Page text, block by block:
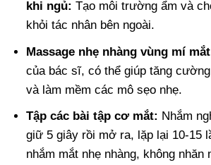
khi ngủ: Tạo môi trường ẩm và
khỏi tác nhân bên ngoài.
Massage nhẹ nhàng vùng mí
của bác sĩ, có thể giúp tăng
và làm mềm các mô sẹo nhẹ.
Tập các bài tập cơ mắt: Nhắm
giữ 5 giây rồi mở ra, lặp lại 10-15
nhắm mắt nhẹ nhàng, không nhăn